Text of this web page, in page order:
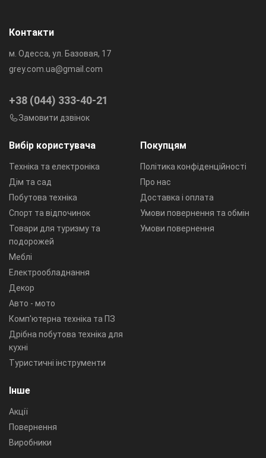
Вибір користувача
Техніка та електроніка
Дім та сад
Побутова техніка
Спорт та відпочинок
Товари для туризму та
подорожей
Меблі
Електрообладнання
Декор
Авто - мото
Комп'ютерна техніка та ПЗ
Дрібна побутова техніка для
кухні
Туристичні інструменти
Покупцям
Політика конфіденційності
Про нас
Доставка і оплата
Умови повернення та обмін
Умови повернення
Інше
Акції
Повернення
Виробники
Контакти
м. Одесса, ул. Базовая, 17
grey.com.ua@gmail.com
+38 (044) 333-40-21
Замовити дзвінок